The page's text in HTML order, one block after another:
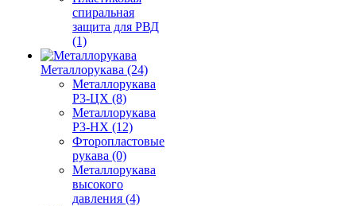
спиральная
защита для РВД
(1)
Металлорукава (24)
Металлорукава
Р3-ЦХ (8)
Металлорукава
Р3-НХ (12)
Фторопластовые
рукава (0)
Металлорукава
высокого
давления (4)